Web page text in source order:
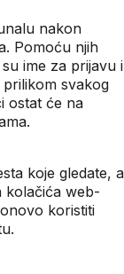
nakon
Pomoću njih
ime za prijavu i
svakog
ostat će na
koje gledate, a
kolačića web-
koristiti